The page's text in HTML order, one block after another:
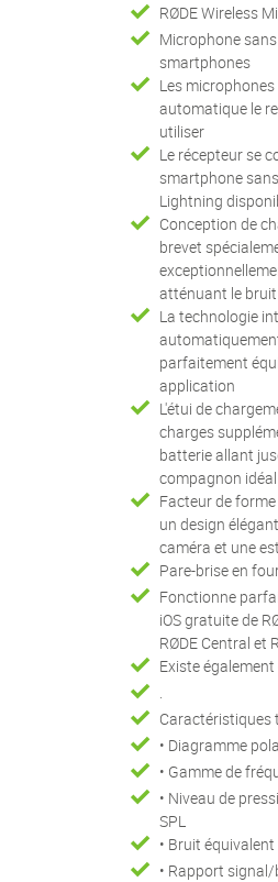
RØDE Wireless
Microphone
smartphones
Les
automatique le
utiliser
Le récepteur se
smartphone
Lightning
Conception de
brevet
atténuant le
La technologie
parfaitement
application
L'étui de
charges
batterie allant
compagnon
Facteur de
un design
caméra et une
Pare-brise en
Fonctionne
iOS gratuite de
RØDE Central et
Existe
.
Caractéristiques
• Diagramme
• Gamme de
• Niveau de
SPL
• Bruit
• Rapport